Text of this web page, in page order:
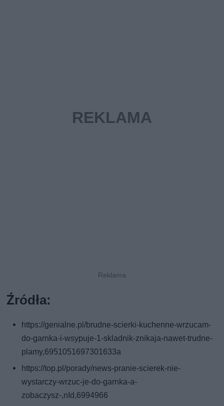
Źródła:
https://genialne.pl/brudne-scierki-kuchenne-wrzucam-
do-garnka-i-wsypuje-1-skladnik-znikaja-nawet-trudne-
plamy,6951051697301633a
https://top.pl/porady/news-pranie-scierek-nie-
wystarczy-wrzuc-je-do-garnka-a-
zobaczysz-,nId,6994966